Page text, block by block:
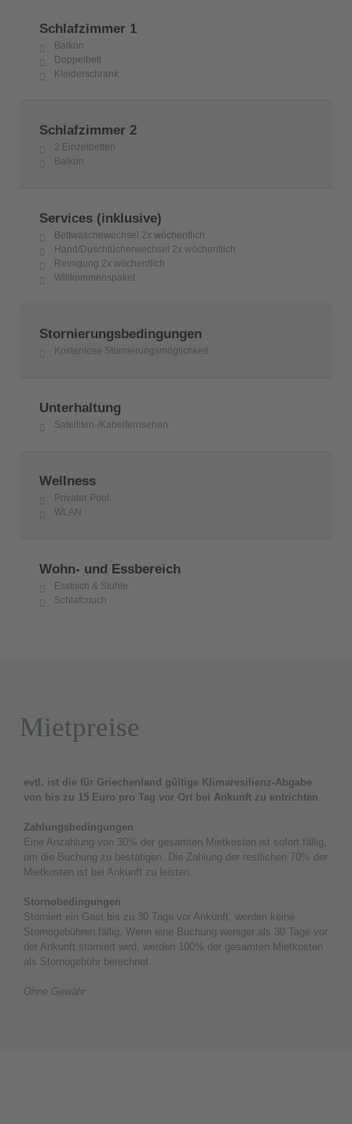
Schlafzimmer 1
Balkon
Doppelbett
Kleiderschrank
Schlafzimmer 2
2 Einzelbetten
Balkon
Services (inklusive)
Bettwäschewechsel 2x wöchentlich
Hand/Duschtücherwechsel 2x wöchentlich
Reinigung 2x wöchentlich
Willkommenspaket
Stornierungsbedingungen
Kostenlose Stornierungsmöglichkeit
Unterhaltung
Satelliten-/Kabelfernsehen
Wellness
Privater Pool
WLAN
Wohn- und Essbereich
Esstisch & Stühle
Schlafcouch
Mietpreise
evtl. ist die für Griechenland gültige Klimaresilienz-Abgabe
von bis zu 15 Euro pro Tag vor Ort bei Ankunft zu entrichten
Zahlungsbedingungen
Eine Anzahlung von 30% der gesamten Mietkosten ist sofort fällig,
um die Buchung zu bestätigen. Die Zahlung der restlichen 70% der
Mietkosten ist bei Ankunft zu leisten.
Stornobedingungen
Storniert ein Gast bis zu 30 Tage vor Ankunft, werden keine
Stornogebühren fällig. Wenn eine Buchung weniger als 30 Tage vor
der Ankunft storniert wird, werden 100% der gesamten Mietkosten
als Stornogebühr berechnet.
Ohne Gewähr